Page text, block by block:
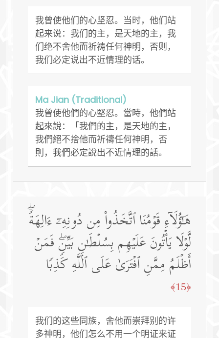
我曾使他们的心坚忍。当时，他们站
起来说：我们的主，是天地的主，我
们绝不舍他而祈祷任何神明，否则，
我们必定说出不近情理的话。
Ma Jian (Traditional)
我曾使他們的心堅忍。當時，他們站
起來說：「我們的主，是天地的主，
我們絕不捨他而祈禱任何神明，否
則，我們必定說出不近情理的話。
هَـٰۤؤُلَاۤءِ قَوۡمُنَا ٱتَّخَذُوا۟ مِن دُونِهِۦۤ ءَالِهَةࣰۖ
لَّوۡلَا یَأۡتُونَ عَلَیۡهِم بِسُلۡطَـٰنِۭ بَیِّنࣲۖ فَمَنۡ
أَظۡلَمُ مِمَّنِ ٱفۡتَرَىٰ عَلَى ٱللَّهِ كَذِبࣰا
﴿15﴾
我们的这些同族，舍他而崇拜别的许
多神明，他们怎么不用一个明证来证